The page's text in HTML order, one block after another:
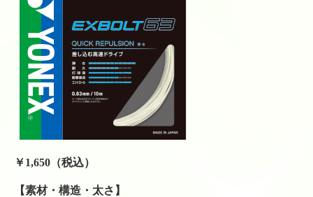
￥1,650 （税込）
【素材・構造・太さ】
テニスレッスン予定表
店舗販売商品
硬式テニスラケット
ソフトテニスラケット
中古硬式テニスラケット
ラケット購入時の特典
硬式ナチュラルガット